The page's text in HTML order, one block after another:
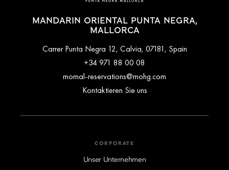
MANDARIN ORIENTAL PUNTA NEGRA,
MALLORCA
Carrer Punta Negra 12, Calvia, 07181, Spain
+34 971 88 00 08
momal-reservations@mohg.com
Kontaktieren Sie uns
CORPORATE
Unser Unternehmen